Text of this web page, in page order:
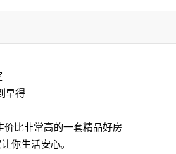
早得
比非常高的一套精品好房
你生活安心。